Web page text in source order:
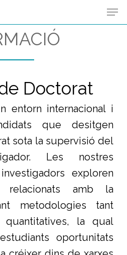
Doctorat
entorn internacional i
que desitgen
sota la supervisió del
Les nostres
exploren
relacionats amb la
metodologies tant
quantitatives, la qual
oportunitats
Menu